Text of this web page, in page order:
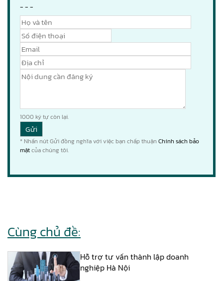
- - -
1000 ký tự còn lại.
* Nhấn nút Gửi đồng nghĩa với việc bạn chấp thuận Chính sách bảo
mậtcủa chúng tôi.
Cùng chủ đề:
Hỗ trợ tư vấn thành lập doanh
nghiệp Hà Nội